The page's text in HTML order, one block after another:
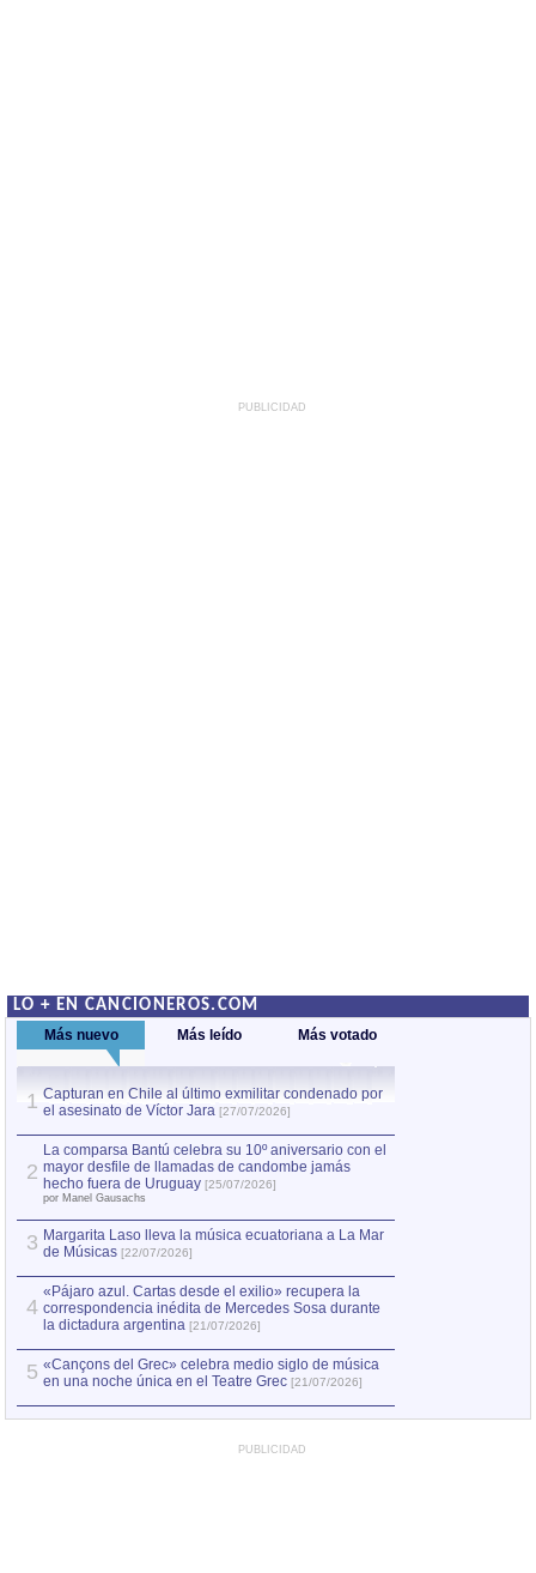
PUBLICIDAD
LO + EN CANCIONEROS.COM
Más nuevo Más leído Más votado
1 Capturan en Chile al último exmilitar condenado por
el asesinato de Víctor Jara [27/07/2026]
2
La comparsa Bantú celebra su 10º aniversario con el
mayor desfile de llamadas de candombe jamás
hecho fuera de Uruguay [25/07/2026]
por Manel Gausachs
3 Margarita Laso lleva la música ecuatoriana a La Mar
de Músicas [22/07/2026]
4
«Pájaro azul. Cartas desde el exilio» recupera la
correspondencia inédita de Mercedes Sosa durante
la dictadura argentina [21/07/2026]
5 «Cançons del Grec» celebra medio siglo de música
en una noche única en el Teatre Grec [21/07/2026]
PUBLICIDAD